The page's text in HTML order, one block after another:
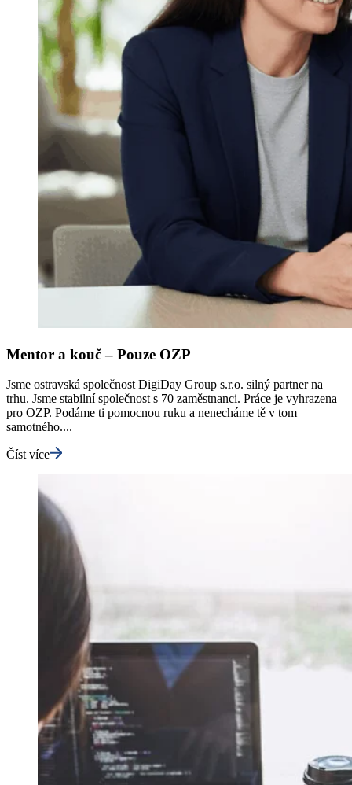
Mentor a kouč – Pouze OZP
Jsme ostravská společnost DigiDay Group s.r.o. silný partner na
trhu. Jsme stabilní společnost s 70 zaměstnanci. Práce je vyhrazena
pro OZP. Podáme ti pomocnou ruku a nenecháme tě v tom
samotného....
Číst více